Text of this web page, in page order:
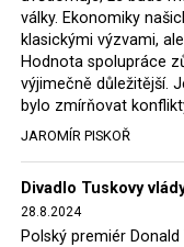
Polsko nechalo z
asi 70 milionů eur
zaplatilo jako
tak elektrárna
tehdejší opozice a
místopředseda
Hołownia, přímo
tomuto rozhodnutí
války. Ekonomiky
klasickými výzvami,
Hodnota spolupráce
výjimečně důležitější.
bylo zmírňovat
JAROMÍR PISKOŘ
Divadlo Tuskovy
28.8.2024
Polský premiér